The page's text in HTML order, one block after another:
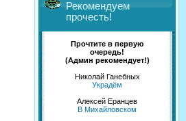
Рекомендуем
прочесть!
Прочтите в первую
очередь!
(Админ рекомендует!)
Николай Ганебных
Украдём
Алексей Еранцев
В Михайловском